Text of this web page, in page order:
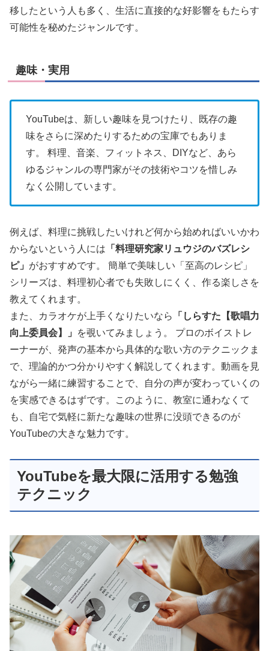
移したという人も多く、生活に直接的な好影響をもたらす
可能性を秘めたジャンルです。
趣味・実用
YouTubeは、新しい趣味を見つけたり、既存の趣
味をさらに深めたりするための宝庫でもありま
す。 料理、音楽、フィットネス、DIYなど、あら
ゆるジャンルの専門家がその技術やコツを惜しみ
なく公開しています。
例えば、料理に挑戦したいけれど何から始めればいいかわ
からないという人には 「料理研究家リュウジのバズレシ
ピ」 がおすすめです。 簡単で美味しい「至高のレシピ」
シリーズは、料理初心者でも失敗しにくく、作る楽しさを
教えてくれます。
また、カラオケが上手くなりたいなら
「しらすた【歌唱力
向上委員会】」
を覗いてみましょう。 プロのボイストレ
ーナーが、発声の基本から具体的な歌い方のテクニックま
で、理論的かつ分かりやすく解説してくれます。動画を見
ながら一緒に練習することで、自分の声が変わっていくの
を実感できるはずです。このように、教室に通わなくて
も、自宅で気軽に新たな趣味の世界に没頭できるのが
YouTubeの大きな魅力です。
YouTubeを最大限に活用する勉強
テクニック